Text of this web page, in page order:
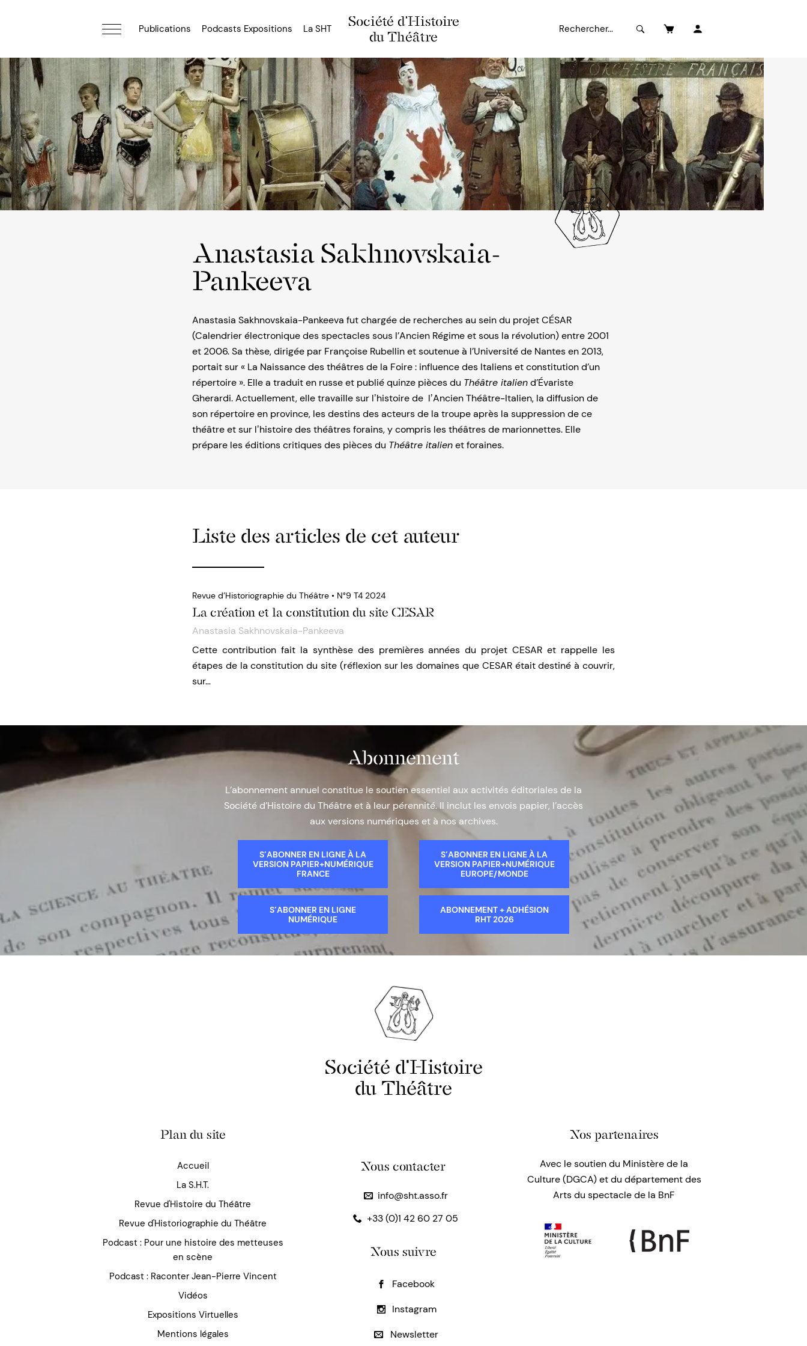
Société d'Histoire
du Théâtre
Publications Podcasts Expositions La SHT
Anastasia Sakhnovskaia-
Pankeeva
Anastasia Sakhnovskaia-Pankeeva fut chargée de recherches au sein du projet CÉSAR
(Calendrier électronique des spectacles sous l’Ancien Régime et sous la révolution) entre 2001
et 2006. Sa thèse, dirigée par Françoise Rubellin et soutenue à l’Université de Nantes en 2013,
portait sur « La Naissance des théâtres de la Foire : influence des Italiens et constitution d’un
répertoire ». Elle a traduit en russe et publié quinze pièces du Théâtre italiend’Évariste
Gherardi. Actuellement, elle travaille sur lʼhistoire de lʼAncien Théâtre-Italien, la diffusion de
son répertoire en province, les destins des acteurs de la troupe après la suppression de ce
théâtre et sur lʼhistoire des théâtres forains, y compris les théâtres de marionnettes. Elle
prépare les éditions critiques des pièces du Théâtre italienet foraines.
Liste des articles de cet auteur
Revue d’Historiographie du Théâtre • N°9 T4 2024
La création et la constitution du site CESAR
Anastasia Sakhnovskaia-Pankeeva
Cette contribution fait la synthèse des premières années du projet CESAR et rappelle les
étapes de la constitution du site (réflexion sur les domaines que CESAR était destiné à couvrir,
sur…
Abonnement
L’abonnement annuel constitue le soutien essentiel aux activités éditoriales de la
Société d’Histoire du Théâtre et à leur pérennité. Il inclut les envois papier, l’accès
aux versions numériques et à nos archives.
S’ABONNER EN LIGNE À LA
VERSION PAPIER+NUMÉRIQUE
FRANCE
S’ABONNER EN LIGNE À LA
VERSION PAPIER+NUMÉRIQUE
EUROPE/MONDE
S’ABONNER EN LIGNE
NUMÉRIQUE
ABONNEMENT + ADHÉSION
RHT 2026
Société d'Histoire
du Théâtre
Plan du site
Accueil
La S.H.T.
Revue d'Histoire du Théâtre
Revue d'Historiographie du Théâtre
Podcast : Pour une histoire des metteuses
en scène
Podcast : Raconter Jean-Pierre Vincent
Vidéos
Expositions Virtuelles
Mentions légales
Nous contacter
info@sht.asso.fr
+33 (0)1 42 60 27 05
Nous suivre
Facebook
Instagram
Newsletter
Nos partenaires
Avec le soutien du Ministère de la
Culture (DGCA) et du département des
Arts du spectacle de la BnF